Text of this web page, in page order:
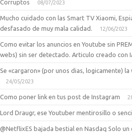
Corruptos
08/07/2023
Mucho cuidado con las Smart TV Xiaomi,
desfasado de muy mala calidad.
12/06/2023
Como evitar los anuncios en Youtube sin
webs) sin ser detectado. Articulo creado con
Se «cargaron» (por unos dias, logicamente)
24/05/2023
Como poner link en tus post de Instagram
Lord Draugr, ese Youtuber mentirosillo o
@NetflixES bajada bestial en Nasdaq Solo